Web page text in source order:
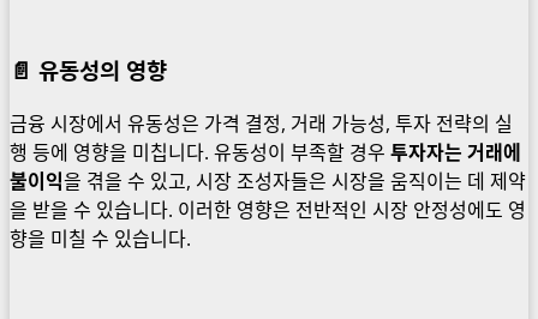
📄 유동성의 영향
금융 시장에서 유동성은 가격 결정, 거래 가능성, 투자 전략의 실
행 등에 영향을 미칩니다. 유동성이 부족할 경우 투자자는 거래에
불이익을 겪을 수 있고, 시장 조성자들은 시장을 움직이는 데 제약
을 받을 수 있습니다. 이러한 영향은 전반적인 시장 안정성에도 영
향을 미칠 수 있습니다.